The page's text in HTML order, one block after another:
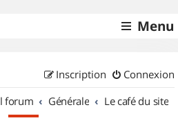
Menu
Connexion
Inscription
forum Générale Le café du site